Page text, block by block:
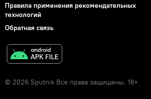
Правила применения рекомендательных
технологий
Обратная связь
© 2026 Sputnik Все права защищены. 18+